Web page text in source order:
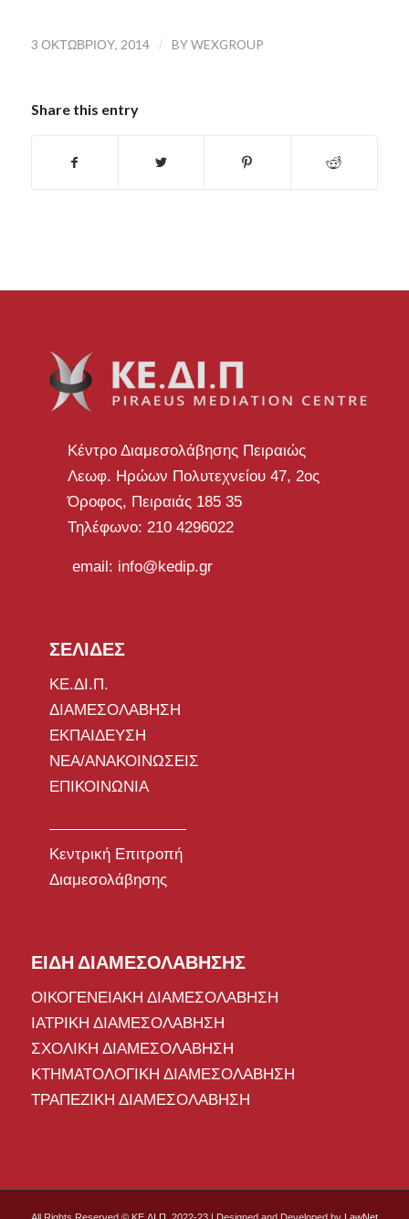
3 ΟΚΤΩΒΡΊΟΥ, 2014 / BYWEXGROUP
Share this entry
Κέντρο Διαμεσολάβησης Πειραιώς
Λεωφ. Ηρώων Πολυτεχνείου 47, 2ος
Όροφος, Πειραιάς 185 35
Τηλέφωνο: 210 4296022
email: info@kedip.gr
ΣΕΛΙΔΕΣ
ΚΕ.ΔΙ.Π.
ΔΙΑΜΕΣΟΛΑΒΗΣΗ
ΕΚΠΑΙΔΕΥΣΗ
ΝΕΑ/ΑΝΑΚΟΙΝΩΣΕΙΣ
ΕΠΙΚΟΙΝΩΝΙΑ
Κεντρική Επιτροπή
Διαμεσολάβησης
ΕΙΔΗ ΔΙΑΜΕΣΟΛΑΒΗΣΗΣ
ΟΙΚΟΓΕΝΕΙΑΚΗ ΔΙΑΜΕΣΟΛΑΒΗΣΗ
ΙΑΤΡΙΚΗ ΔΙΑΜΕΣΟΛΑΒΗΣΗ
ΣΧΟΛΙΚΗ ΔΙΑΜΕΣΟΛΑΒΗΣΗ
ΚΤΗΜΑΤΟΛΟΓΙΚΗ ΔΙΑΜΕΣΟΛΑΒΗΣΗ
ΤΡΑΠΕΖΙΚΗ ΔΙΑΜΕΣΟΛΑΒΗΣΗ